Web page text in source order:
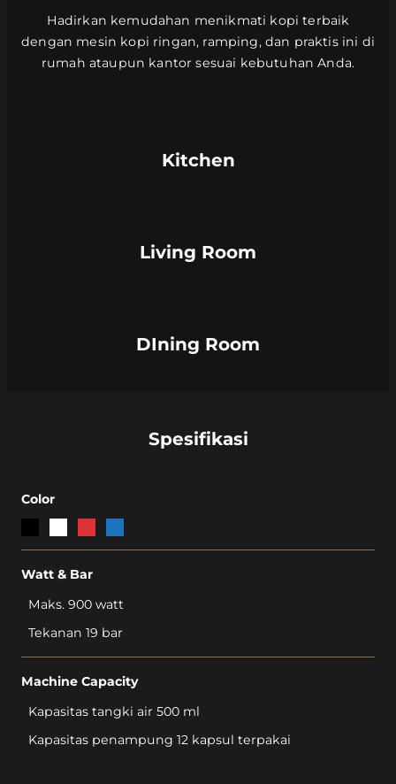
Hadirkan kemudahan menikmati kopi terbaik
dengan mesin kopi ringan, ramping, dan praktis ini di
rumah ataupun kantor sesuai kebutuhan Anda.
Kitchen
Living Room
DIning Room
Spesifikasi
Color
Watt & Bar
Maks. 900 watt
Tekanan 19 bar
Machine Capacity
Kapasitas tangki air 500 ml
Kapasitas penampung 12 kapsul terpakai